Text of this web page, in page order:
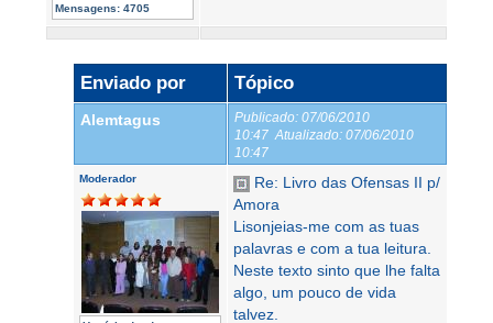
Mensagens: 4705
Enviado por Tópico
Alemtagus Publicado: 07/06/2010
10:47 Atualizado: 07/06/2010
10:47
Moderador
Re: Livro das Ofensas II p/
Amora
Lisonjeias-me com as tuas
palavras e com a tua leitura.
Neste texto sinto que lhe falta
algo, um pouco de vida
talvez.